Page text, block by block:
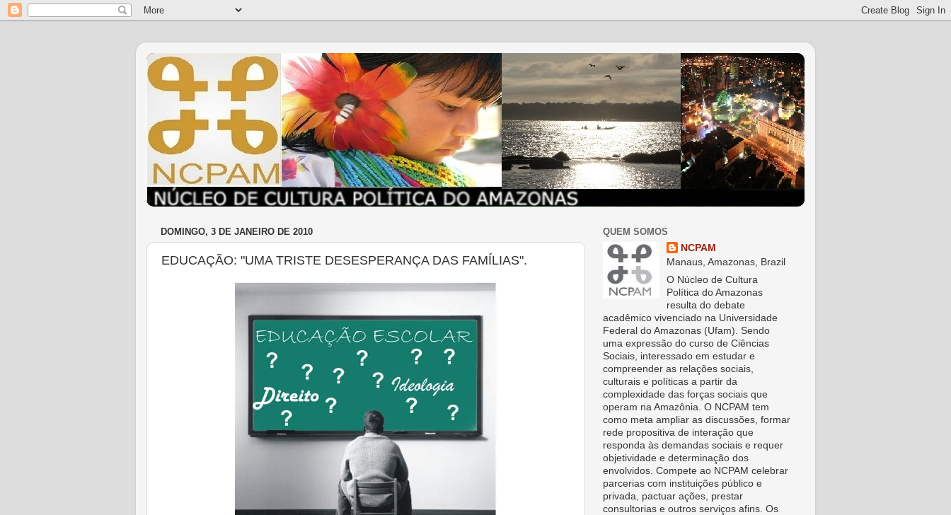
DOMINGO, 3 DE JANEIRO DE 2010
EDUCAÇÃO: "UMA TRISTE DESESPERANÇA DAS FAMÍLIAS".
QUEM SOMOS
NCPAM
Manaus, Amazonas, Brazil
O Núcleo de Cultura
Política do Amazonas
resulta do debate
acadêmico vivenciado na Universidade
Federal do Amazonas (Ufam). Sendo
uma expressão do curso de Ciências
Sociais, interessado em estudar e
compreender as relações sociais,
culturais e políticas a partir da
complexidade das forças sociais que
operam na Amazônia. O NCPAM tem
como meta ampliar as discussões, formar
rede propositiva de interação que
responda às demandas sociais e requer
objetividade e determinação dos
envolvidos. Compete ao NCPAM celebrar
parcerias com instituições público e
privada, pactuar ações, prestar
consultorias e outros serviços afins. Os